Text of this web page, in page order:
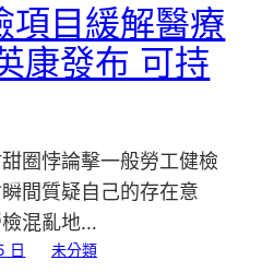
項目緩解醫療
康發布 可持
圈悖論擊一般勞工健檢
間質疑自己的存在意
混亂地…
日 未分類